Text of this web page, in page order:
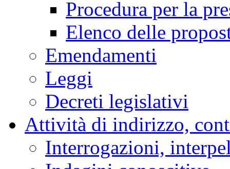
Procedura per la
Elenco delle
Emendamenti
Leggi
Decreti legislativi
Attività di indirizzo,
Interrogazioni,